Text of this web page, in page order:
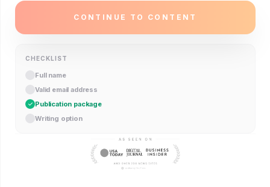
CONTINUE TO CONTENT
CHECKLIST
Full name
Valid email address
Publication package
Writing option